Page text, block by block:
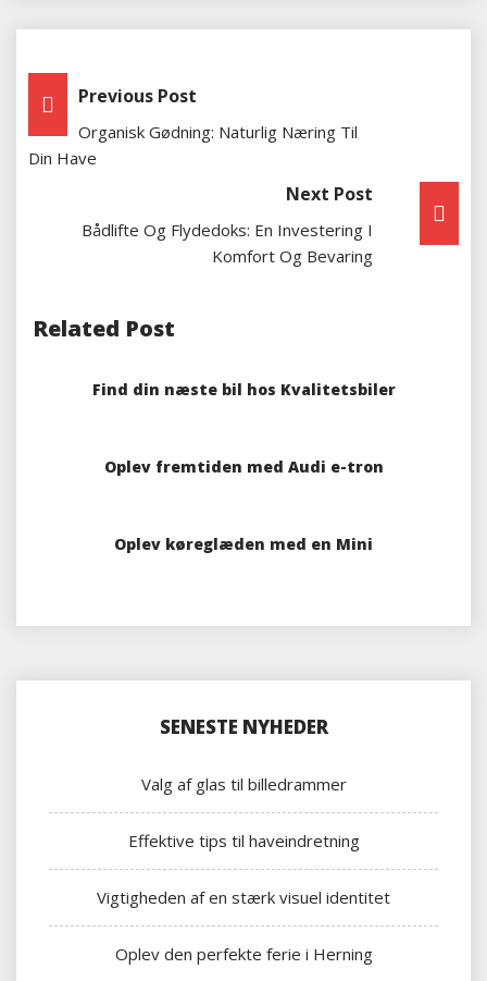
Indlægsnavigation
Previous Post
Organisk Gødning: Naturlig Næring Til
Din Have
Next Post
Bådlifte Og Flydedoks: En Investering I
Komfort Og Bevaring
Related Post
Find din næste bil hos Kvalitetsbiler
Oplev fremtiden med Audi e-tron
Oplev køreglæden med en Mini
SENESTE NYHEDER
Valg af glas til billedrammer
Effektive tips til haveindretning
Vigtigheden af en stærk visuel identitet
Oplev den perfekte ferie i Herning